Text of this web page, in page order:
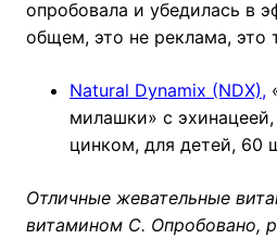
опробовала и убедилась в
общем, это не реклама, это
Natural Dynamix (NDX),
милашки» с
цинком, для детей, 60
Отличные жевательные
витамином С. Опробовано,